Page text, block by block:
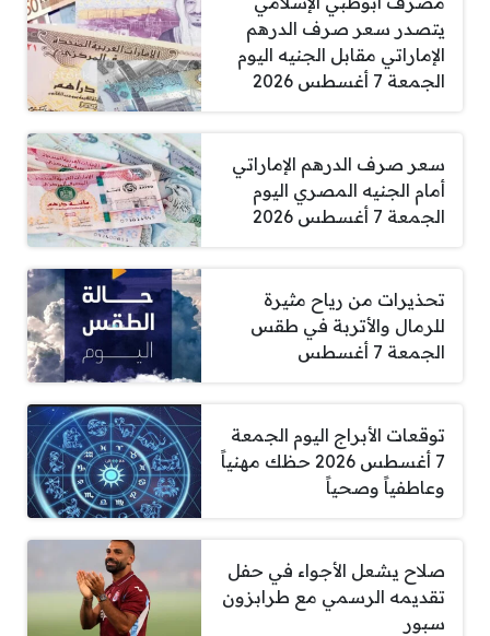
يتصدر سعر صرف الدرهم
الإماراتي مقابل الجنيه اليوم
الجمعة 7 أغسطس 2026
سعر صرف الدرهم الإماراتي
أمام الجنيه المصري اليوم
الجمعة 7 أغسطس 2026
تحذيرات من رياح مثيرة
للرمال والأتربة في طقس
الجمعة 7 أغسطس
توقعات الأبراج اليوم الجمعة
7 أغسطس 2026 حظك مهنياً
وعاطفياً وصحياً
صلاح يشعل الأجواء في حفل
تقديمه الرسمي مع طرابزون
سبور